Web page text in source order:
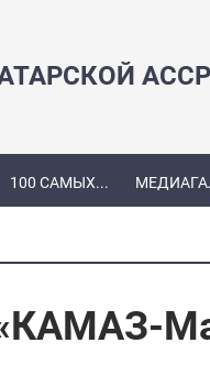
АССР
100 САМЫХ...